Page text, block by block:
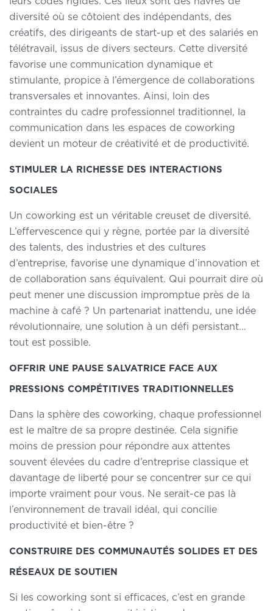
diversité où se côtoient des indépendants, des
créatifs, des dirigeants de start-up et des salariés en
télétravail, issus de divers secteurs. Cette diversité
favorise une communication dynamique et
stimulante, propice à l’émergence de collaborations
transversales et innovantes. Ainsi, loin des
contraintes du cadre professionnel traditionnel, la
communication dans les espaces de coworking
devient un moteur de créativité et de productivité.
STIMULER LA RICHESSE DES INTERACTIONS
SOCIALES
Un coworking est un véritable creuset de diversité.
L’effervescence qui y règne, portée par la diversité
des talents, des industries et des cultures
d’entreprise, favorise une dynamique d’innovation et
de collaboration sans équivalent. Qui pourrait dire où
peut mener une discussion impromptue près de la
machine à café ? Un partenariat inattendu, une idée
révolutionnaire, une solution à un défi persistant…
tout est possible.
OFFRIR UNE PAUSE SALVATRICE FACE AUX
PRESSIONS COMPÉTITIVES TRADITIONNELLES
Dans la sphère des coworking, chaque professionnel
est le maître de sa propre destinée. Cela signifie
moins de pression pour répondre aux attentes
souvent élevées du cadre d’entreprise classique et
davantage de liberté pour se concentrer sur ce qui
importe vraiment pour vous. Ne serait-ce pas là
l’environnement de travail idéal, qui concilie
productivité et bien-être ?
CONSTRUIRE DES COMMUNAUTÉS SOLIDES ET DES
RÉSEAUX DE SOUTIEN
Si les coworking sont si efficaces, c’est en grande